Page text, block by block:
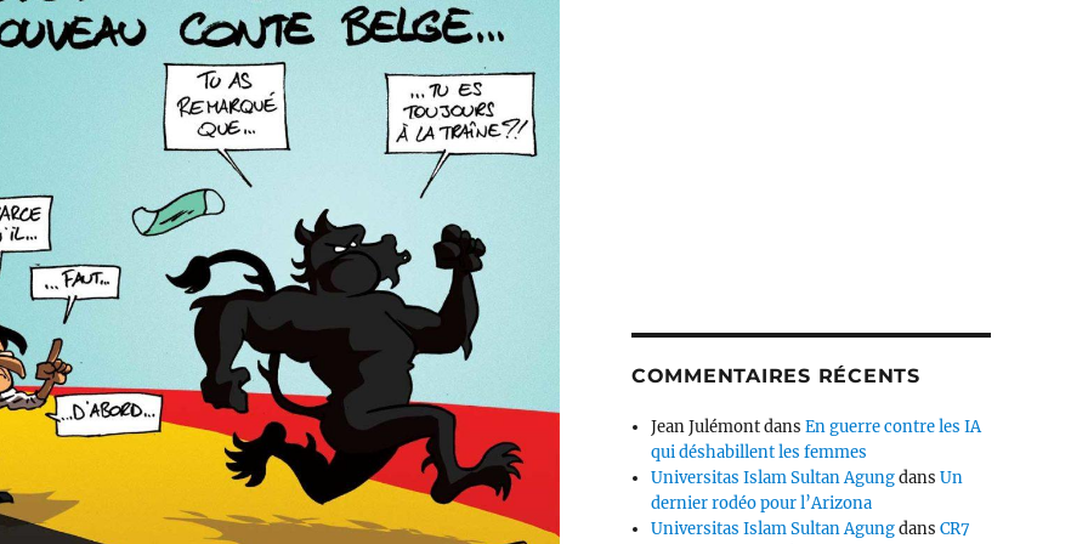
COMMENTAIRES RÉCENTS
Jean JulémontdansEn guerre contre les IA
qui déshabillent les femmes
Universitas Islam Sultan AgungdansUn
dernier rodéo pour l’Arizona
Universitas Islam Sultan AgungdansCR7